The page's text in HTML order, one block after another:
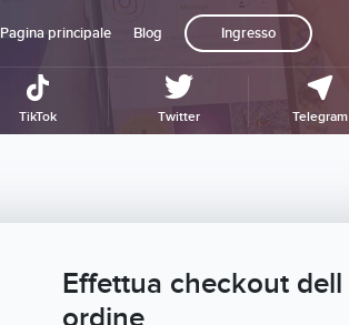
Pagina principale Blog Ingresso
TikTok Twitter Telegram
Effettua checkout dell